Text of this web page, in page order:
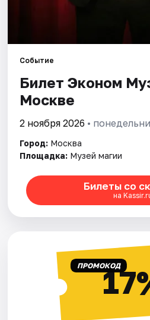
Событие
Билет Эконом
Москве
2 ноября 2026 •
Город: Москва
Площадка: Музей магии
Билеты со
на
ПРОМОКОД